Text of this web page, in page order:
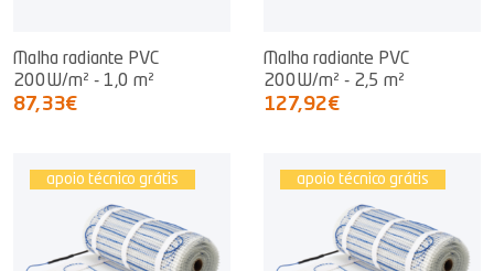
Malha radiante PVC
200W/m² - 1,0 m²
87,33€
Malha radiante PVC
200W/m² - 2,5 m²
127,92€
apoio técnico grátis apoio técnico grátis